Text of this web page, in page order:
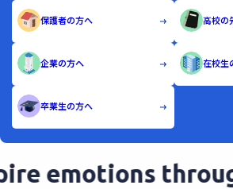
保護者の方へ 高校の
企業の方へ 在校生
卒業生の方へ
emotions